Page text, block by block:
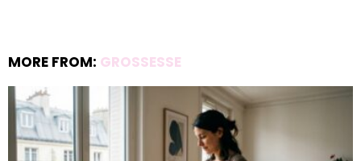
MORE FROM: GROSSESSE